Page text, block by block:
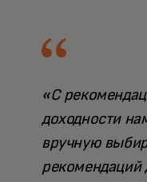
«С
доходности
вручную
рекомендаций